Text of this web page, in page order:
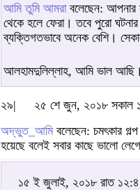
আমি তুমি আমরাবলেছেন: আপনার
থেকে হলে ফেরা। তবে পুরো
ব্যক্তিগতভাবে অনেক বেশি।
আলহামদুলিল্লাহ, আমি ভাল
২৯|
২৫ শে জুন, ২০১৮ সকাল
অদ্ভুত_আমিবলেছেন: চমৎকার
হয়েছে বলেই সবার কাছে ভালো
১৫ ই জুলাই, ২০১৮ রাত